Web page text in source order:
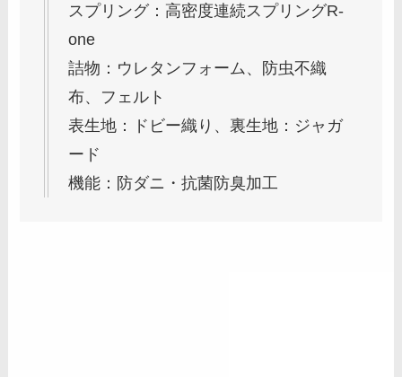
スプリング：高密度連続スプリングR-
one
詰物：ウレタンフォーム、防虫不織
布、フェルト
表生地：ドビー織り、裏生地：ジャガ
ード
機能：防ダニ・抗菌防臭加工